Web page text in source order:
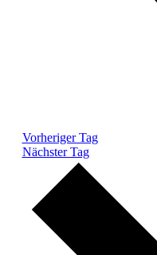
Vorheriger Tag
Nächster Tag